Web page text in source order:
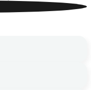
Black, «чёрный